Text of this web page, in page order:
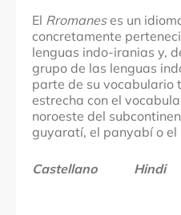
El Rromaneses un
concretamente
lenguas indo-iranias y,
grupo de las lenguas
parte de su vocabulario
estrecha con el
noroeste del
guyaratí, el panyabí o el
Castellano Hindi